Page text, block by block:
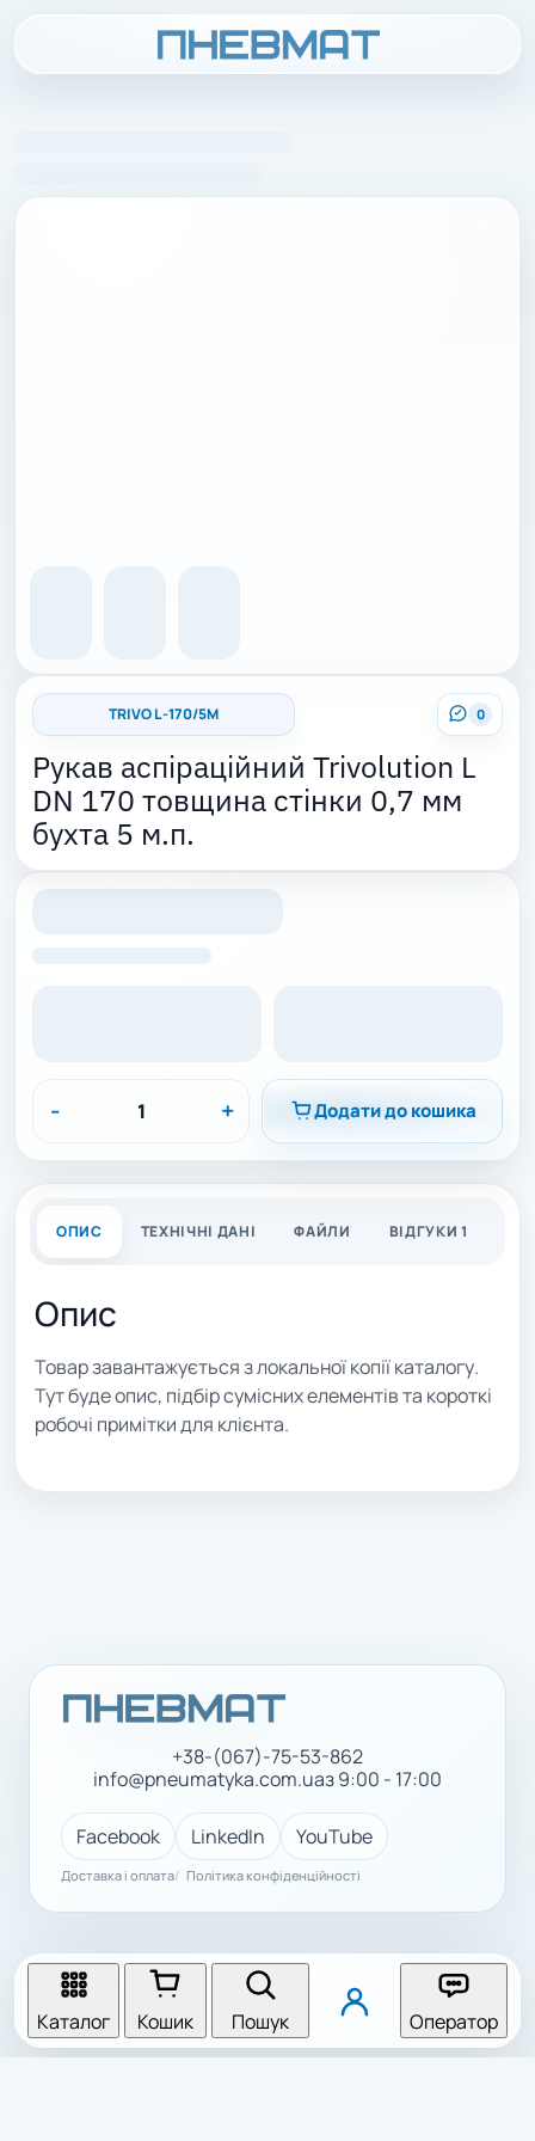
0
TRIVO L -170/5M
Рукав аспіраційний Trivolution L
DN 170 товщина стінки 0,7 мм
бухта 5 м.п.
- + Додати до кошика
ОПИС ТЕХНІЧНІ ДАНІ ФАЙЛИ ВІДГУКИ 1
Опис
Товар завантажується з локальної копії каталогу.
Тут буде опис, підбір сумісних елементів та короткі
робочі примітки для клієнта.
+38-(067)-75-53-862
info@pneumatyka.com.uaз 9:00 - 17:00
Facebook LinkedIn YouTube
Доставка і оплата Політика конфіденційності
Каталог Кошик Пошук Оператор